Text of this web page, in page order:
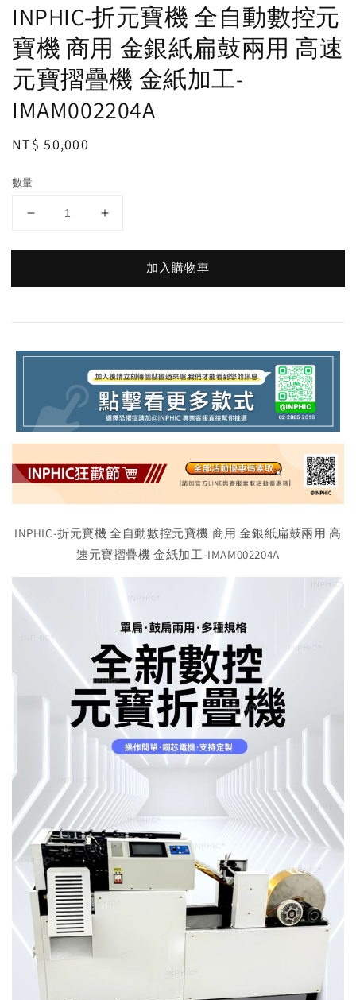
INPHIC-折元寶機 全自動數控元
寶機 商用 金銀紙扁鼓兩用 高速
元寶摺疊機 金紙加工-
IMAM002204A
Regular
NT$ 50,000
數量
加入購物車
INPHIC-折元寶機 全自動數控元寶機 商用 金銀紙扁鼓兩用 高
速元寶摺疊機 金紙加工-IMAM002204A